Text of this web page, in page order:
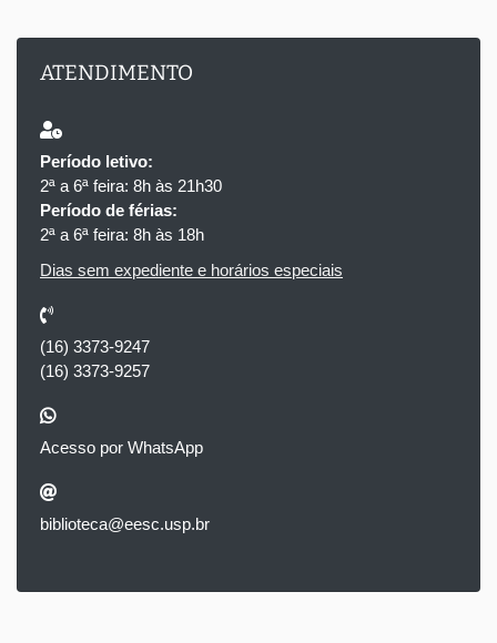
ATENDIMENTO
Período letivo:
2ª a 6ª feira: 8h às 21h30
Período de férias:
2ª a 6ª feira: 8h às 18h
Dias sem expediente e horários especiais
(16) 3373-9247
(16) 3373-9257
Acesso por WhatsApp
biblioteca@eesc.usp.br